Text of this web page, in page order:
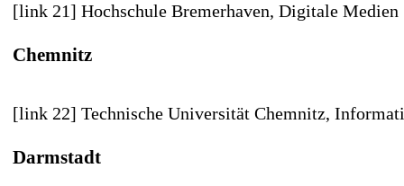
[link 21] Hochschule Bremerhaven, Digitale Medien
Chemnitz
[link 22] Technische Universität Chemnitz,
Darmstadt